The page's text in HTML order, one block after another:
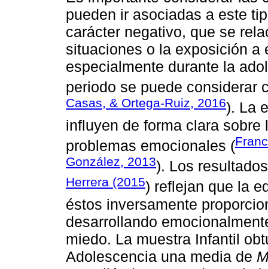
pueden ir asociadas a este
carácter negativo, que se
situaciones o la exposición a
especialmente durante la
periodo se puede considerar
Casas, & Ortega-Ruiz, 2016). La
influyen de forma clara
problemas emocionales (
González, 2013). Los
Herrera (2015) reflejan que la
éstos inversamente
desarrollando
miedo. La muestra Infantil
Adolescencia una media de